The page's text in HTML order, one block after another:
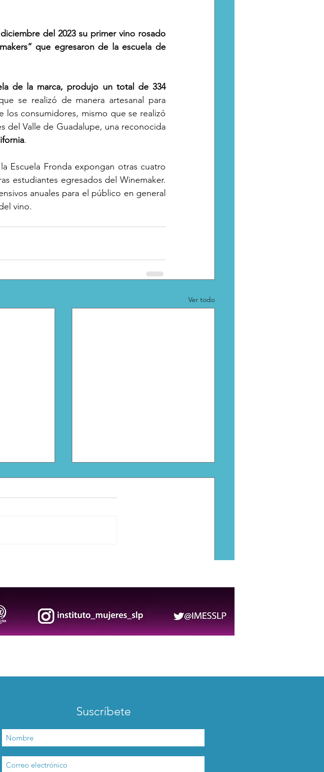
del 2023 su primer vino rosado
que egresaron de la escuela de
de la marca, produjo un total de 334
se realizó de manera artesanal para
los consumidores, mismo que se realizó
del Valle de Guadalupe, una reconocida
.
Escuela Fronda expongan otras cuatro
estudiantes egresados del Winemaker.
anuales para el público en general
vino.
Ver todo
Suscríbete